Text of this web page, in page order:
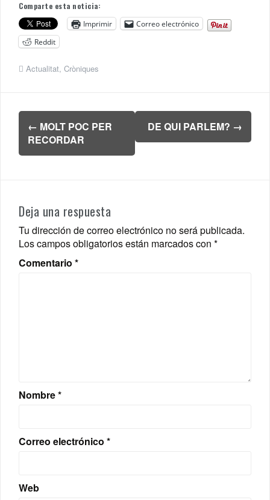
Comparte esta noticia:
Imprimir
Correo electrónico
Reddit
Actualitat, Cròniques
Navegación
de
entradas
← MOLT POC PER
RECORDAR
DE QUI PARLEM? →
Deja una respuesta
Tu dirección de correo electrónico no será publicada.
Los campos obligatorios están marcados con *
Comentario *
Nombre*
Correo electrónico *
Web